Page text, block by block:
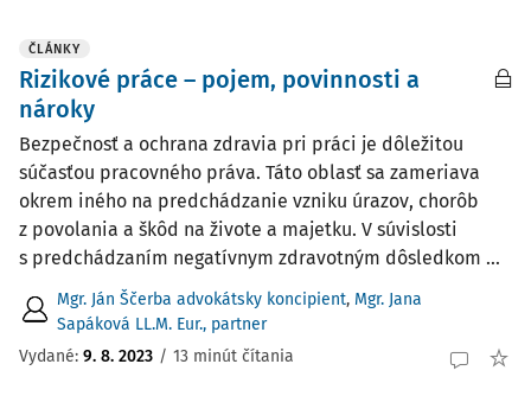
ČLÁNKY
Rizikové práce – pojem, povinnosti a
nároky
Bezpečnosť a ochrana zdravia pri práci je dôležitou
súčasťou pracovného práva. Táto oblasť sa zameriava
okrem iného na predchádzanie vzniku úrazov, chorôb
z povolania a škôd na živote a majetku. V súvislosti
s predchádzaním negatívnym zdravotným dôsledkom ...
Mgr. Ján Ščerba advokátsky koncipient, Mgr. Jana
Sapáková LL.M. Eur., partner
Vydané: 9. 8. 2023 / 13 minút čítania